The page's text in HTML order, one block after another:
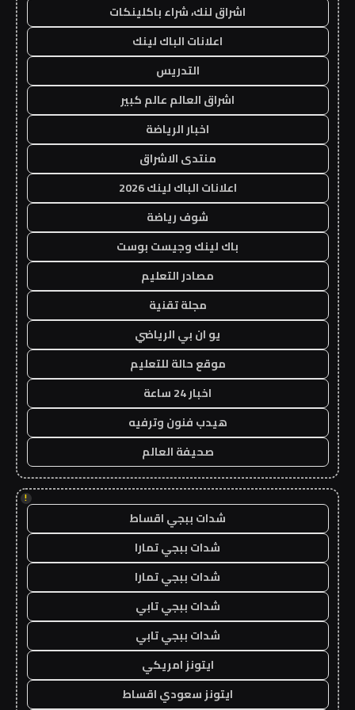
اشراق لنك، شراء باكلينكات
اعلانات الباك لينك
التدريس
اشراق العالم عالم كبير
اخبار الرياضة
منتدى الاشراق
اعلانات الباك لينك 2026
شوف رياضة
باك لينك وجيست بوست
مصادر التعليم
مجلة تقنية
يو ان بي الرياضي
موقع حالة للتعليم
اخبار 24 ساعة
هيدب فنون وترفيه
صحيفة العالم
!
شدات ببجي اقساط
شدات ببجي تمارا
شدات ببجي تمارا
شدات ببجي تابي
شدات ببجي تابي
ايتونز امريكي
ايتونز سعودي اقساط